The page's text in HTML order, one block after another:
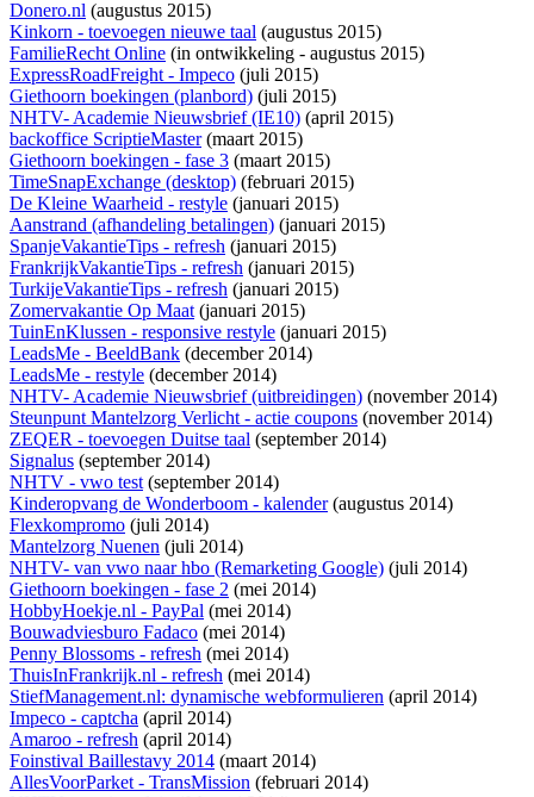
Donero.nl (augustus 2015)
Kinkorn - toevoegen nieuwe taal (augustus 2015)
FamilieRecht Online (in ontwikkeling - augustus 2015)
ExpressRoadFreight - Impeco (juli 2015)
Giethoorn boekingen (planbord) (juli 2015)
NHTV- Academie Nieuwsbrief (IE10) (april 2015)
backoffice ScriptieMaster(maart 2015)
Giethoorn boekingen - fase 3 (maart 2015)
TimeSnapExchange (desktop) (februari 2015)
De Kleine Waarheid - restyle (januari 2015)
Aanstrand (afhandeling betalingen) (januari 2015)
SpanjeVakantieTips - refresh (januari 2015)
FrankrijkVakantieTips - refresh (januari 2015)
TurkijeVakantieTips - refresh (januari 2015)
Zomervakantie Op Maat(januari 2015)
TuinEnKlussen - responsive restyle (januari 2015)
LeadsMe - BeeldBank (december 2014)
LeadsMe - restyle (december 2014)
NHTV- Academie Nieuwsbrief (uitbreidingen) (november 2014)
Steunpunt Mantelzorg Verlicht - actie coupons (november 2014)
ZEQER - toevoegen Duitse taal (september 2014)
Signalus (september 2014)
NHTV - vwo test(september 2014)
Kinderopvang de Wonderboom - kalender(augustus 2014)
Flexkompromo (juli 2014)
Mantelzorg Nuenen (juli 2014)
NHTV- van vwo naar hbo (Remarketing Google) (juli 2014)
Giethoorn boekingen - fase 2 (mei 2014)
HobbyHoekje.nl - PayPal (mei 2014)
Bouwadviesburo Fadaco (mei 2014)
Penny Blossoms - refresh (mei 2014)
ThuisInFrankrijk.nl - refresh (mei 2014)
StiefManagement.nl: dynamische webformulieren (april 2014)
Impeco - captcha (april 2014)
Amaroo - refresh (april 2014)
Foinstival Baillestavy 2014 (maart 2014)
AllesVoorParket - TransMission (februari 2014)